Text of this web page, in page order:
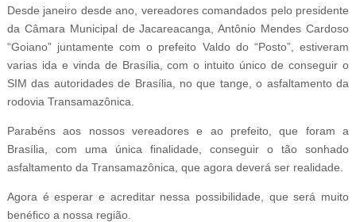
Desde janeiro desde ano, vereadores comandados pelo presidente
da Câmara Municipal de Jacareacanga, Antônio Mendes Cardoso
“Goiano” juntamente com o prefeito Valdo do “Posto”, estiveram
varias ida e vinda de Brasília, com o intuito único de conseguir o
SIM das autoridades de Brasília, no que tange, o asfaltamento da
rodovia Transamazônica.
Parabéns aos nossos vereadores e ao prefeito, que foram a
Brasília, com uma única finalidade, conseguir o tão sonhado
asfaltamento da Transamazônica, que agora deverá ser realidade.
Agora é esperar e acreditar nessa possibilidade, que será muito
benéfico a nossa região.